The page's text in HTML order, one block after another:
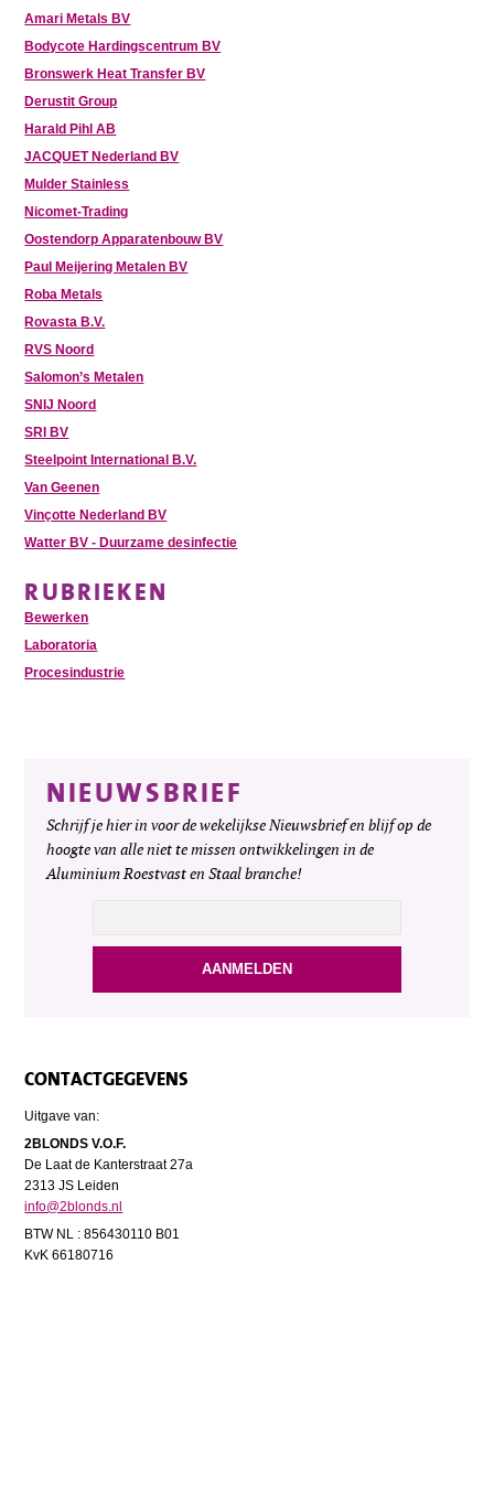
Amari Metals BV
Bodycote Hardingscentrum BV
Bronswerk Heat Transfer BV
Derustit Group
Harald Pihl AB
JACQUET Nederland BV
Mulder Stainless
Nicomet-Trading
Oostendorp Apparatenbouw BV
Paul Meijering Metalen BV
Roba Metals
Rovasta B.V.
RVS Noord
Salomon’s Metalen
SNIJ Noord
SRI BV
Steelpoint International B.V.
Van Geenen
Vinçotte Nederland BV
Watter BV - Duurzame desinfectie
RUBRIEKEN
Bewerken
Laboratoria
Procesindustrie
NIEUWSBRIEF
Schrijf je hier in voor de wekelijkse Nieuwsbrief en blijf op de
hoogte van alle niet te missen ontwikkelingen in de
Aluminium Roestvast en Staal branche!
CONTACTGEGEVENS
Uitgave van:
2BLONDS V.O.F.
De Laat de Kanterstraat 27a
2313 JS Leiden
info@2blonds.nl
BTW NL : 856430110 B01
KvK 66180716